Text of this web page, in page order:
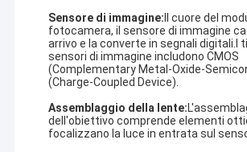
Sensore di immagine: Il cuore del
fotocamera, il sensore di immagine
arrivo e la converte in segnali digitali.I
sensori di immagine includono CMOS
(Complementary Metal-Oxide-
(Charge-Coupled Device).
Assemblaggio della lente:
dell'obiettivo comprende elementi
focalizzano la luce in entrata sul